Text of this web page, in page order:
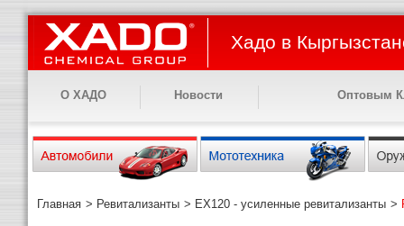
Хадо в
О ХАДО Новости Оптовым
Главная > Ревитализанты > EX120 - усиленные ревитализанты >